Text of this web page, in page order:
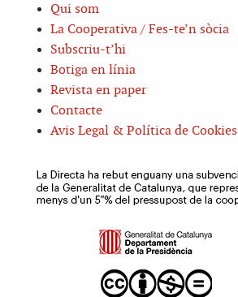
Qui som
La Cooperativa / Fes-te’n sòcia
Subscriu-t’hi
Botiga en línia
Revista en paper
Contacte
Avis Legal & Política de Cookies